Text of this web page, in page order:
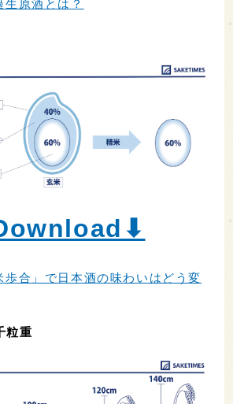
生原酒とは？
歩合」で日本酒の味わいはどう変
粒重